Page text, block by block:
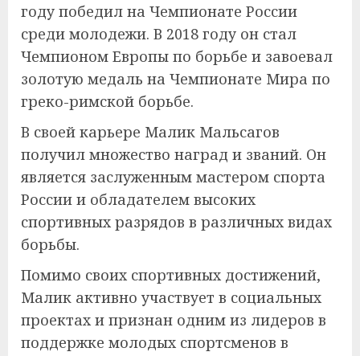
году победил на Чемпионате России
среди молодежи. В 2018 году он стал
Чемпионом Европы по борьбе и завоевал
золотую медаль на Чемпионате Мира по
греко-римской борьбе.
В своей карьере Малик Мальсагов
получил множество наград и званий. Он
является заслуженным мастером спорта
России и обладателем высоких
спортивных разрядов в различных видах
борьбы.
Помимо своих спортивных достижений,
Малик активно участвует в социальных
проектах и признан одним из лидеров в
поддержке молодых спортсменов в